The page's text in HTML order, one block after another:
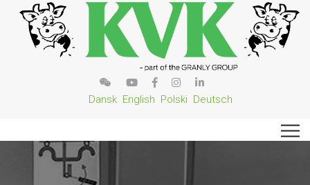
Dansk English Polski Deutsch